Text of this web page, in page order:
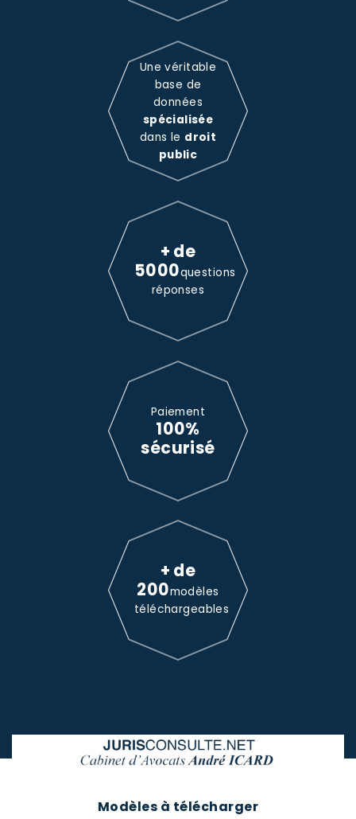
Une véritable
base de
données
spécialisée
dans le droit
public
+ de
5000questions
réponses
Paiement
100%
sécurisé
+ de
200modèles
téléchargeables
Modèles à télécharger